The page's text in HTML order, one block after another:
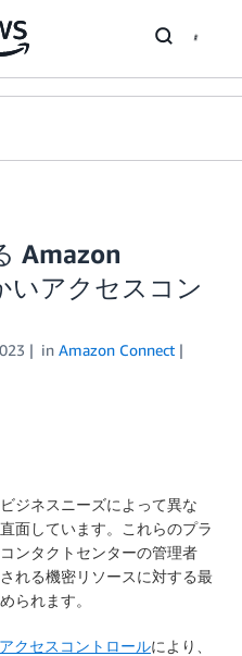
Amazon
いアクセスコン
in Amazon Connect
ジネスニーズによって異な
面しています。これらのプラ
ンタクトセンターの管理者
れる機密リソースに対する最
られます。
クセスコントロールにより、